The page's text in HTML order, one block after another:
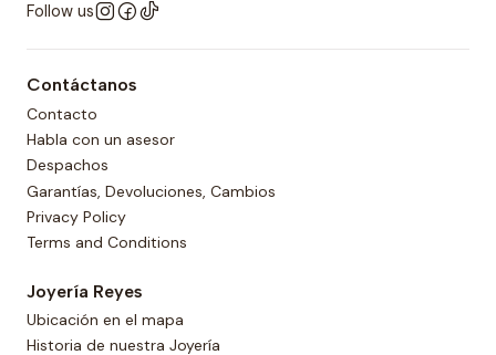
Follow us
Contáctanos
Contacto
Habla con un asesor
Despachos
Garantías, Devoluciones, Cambios
Privacy Policy
Terms and Conditions
Joyería Reyes
Ubicación en el mapa
Historia de nuestra Joyería